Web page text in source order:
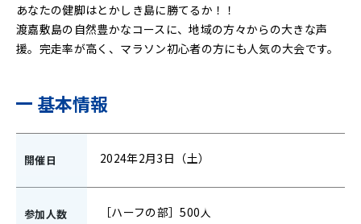
あなたの健脚はとかしき島に勝てるか！！
渡嘉敷島の自然豊かなコースに、地域の方々からの大きな声
援。完走率が高く、マラソン初心者の方にも人気の大会です。
基本情報
開催日 2024年2月3日（土）
参加人数
［ハーフの部］500人